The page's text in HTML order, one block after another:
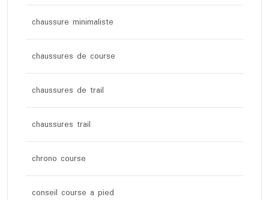
chaussure minimaliste
chaussures de course
chaussures de trail
chaussures trail
chrono course
conseil course a pied